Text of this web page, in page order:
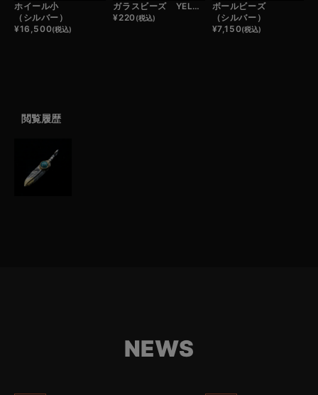
ホイール小
（シルバー）
¥16,500(税込)
ガラスビーズ YELLOW （1粒）
¥220(税込)
ボールビーズ
（シルバー）
¥7,150(税込)
閲覧履歴
NEWS